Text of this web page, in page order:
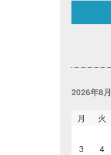
2026年8月
月 火
3
4